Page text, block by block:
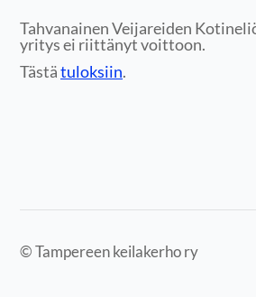
Tahvanainen Veijareiden
yritys ei riittänyt voittoon.
Tästätuloksiin.
©Tampereen keilakerho ry